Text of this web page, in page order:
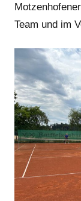
Team und im